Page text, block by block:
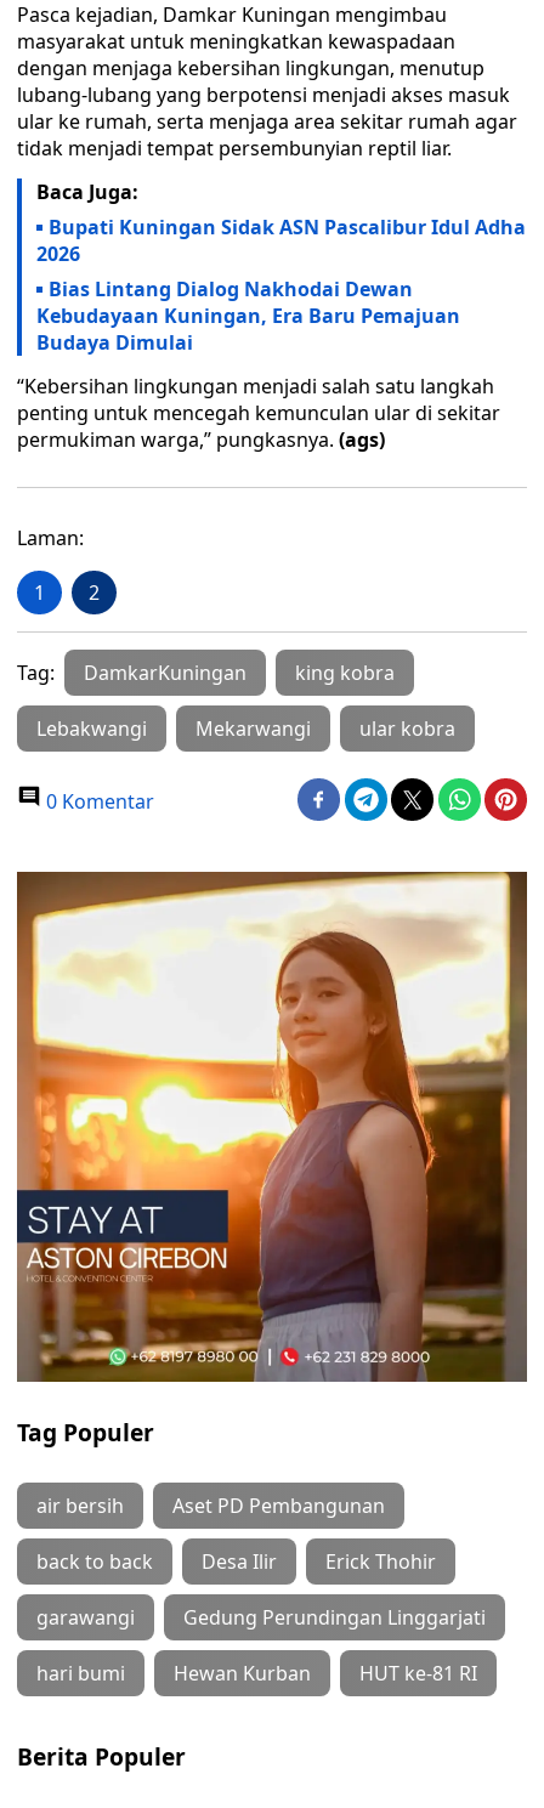
Pasca kejadian, Damkar Kuningan mengimbau
masyarakat untuk meningkatkan kewaspadaan
dengan menjaga kebersihan lingkungan, menutup
lubang-lubang yang berpotensi menjadi akses masuk
ular ke rumah, serta menjaga area sekitar rumah agar
tidak menjadi tempat persembunyian reptil liar.
Baca Juga:
Bupati Kuningan Sidak ASN Pascalibur Idul Adha
2026
Bias Lintang Dialog Nakhodai Dewan
Kebudayaan Kuningan, Era Baru Pemajuan
Budaya Dimulai
“Kebersihan lingkungan menjadi salah satu langkah
penting untuk mencegah kemunculan ular di sekitar
permukiman warga,” pungkasnya. (ags)
Laman:
1 2
Tag: DamkarKuningan king kobra
Lebakwangi Mekarwangi ular kobra
0 Komentar
Tag Populer
air bersih Aset PD Pembangunan
back to back Desa Ilir Erick Thohir
garawangi Gedung Perundingan Linggarjati
hari bumi Hewan Kurban HUT ke-81 RI
Berita Populer